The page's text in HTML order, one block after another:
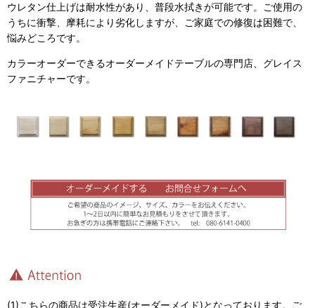
ウレタン仕上げは耐水性があり、普段水拭きが可能です。ご使用の
うちに衝撃、摩耗により劣化しますが、ご家庭での修復は困難で、
悩みどころです。
カラーオーダーできるオーダーメイドテーブルの専門店、グレイス
ファニチャーです。
(1)こちらの商品は受注生産(オーダーメイド)となっております。ご